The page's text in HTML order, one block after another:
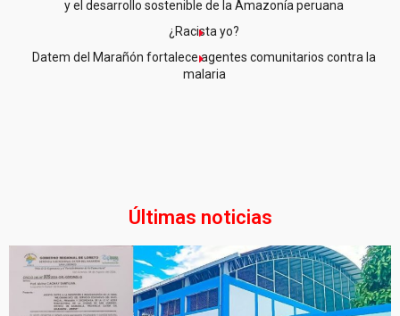
y el desarrollo sostenible de la Amazonía peruana
¿Racista yo?
Datem del Marañón fortalece agentes comunitarios contra la
malaria
Últimas noticias